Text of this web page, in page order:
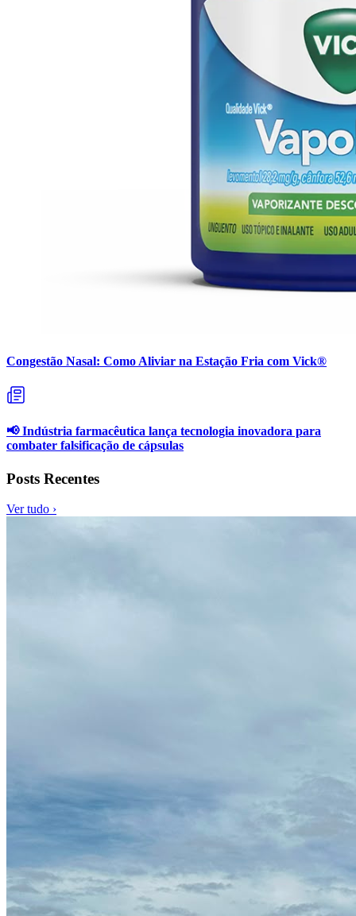
Congestão Nasal: Como Aliviar na Estação Fria com Vick®
📢 Indústria farmacêutica lança tecnologia inovadora para
combater falsificação de cápsulas
Posts Recentes
Ver tudo ›